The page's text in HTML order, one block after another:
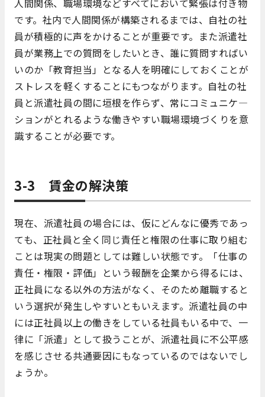
人間関係、職場環境などすべてにおいて緊張は付き物
です。社内で人間関係が構築されるまでは、自社の社
員が積極的に声をかけることが重要です。また派遣社
員が業務上での質問をしたいとき、誰に質問すればい
いのか「教育担当」となる人を明確にしておくことが
ストレスを軽くすることにもつながります。自社の社
員と派遣社員の間に垣根を作らず、常にコミュニケ―
ションがとれるような働きやすい職場環境づくりを意
識することが必要です。
3-3 賃金の解決策
現在、派遣社員の場合には、仮にどんなに優秀であっ
ても、正社員と全く同じ責任と権限の仕事に取り組む
ことは現実の問題としては難しい状態です。「仕事の
責任・権限・評価」という報酬を企業から得るには、
正社員になる以外の方法がなく、そのため離職すると
いう選択が発生しやすいともいえます。派遣社員の中
には正社員以上の働きをしている社員もいる中で、一
律に「派遣」として扱うことが、派遣社員に不公平感
を感じさせる共通要因にもなっているのではないでし
ょうか。